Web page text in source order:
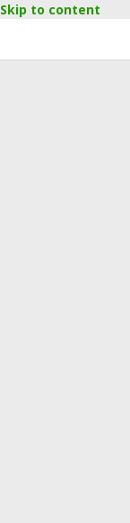
Skip to content